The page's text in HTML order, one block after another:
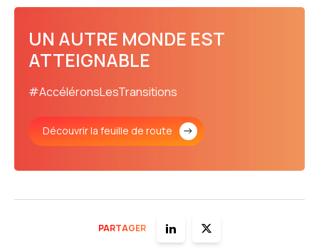
UN AUTRE MONDE EST
ATTEIGNABLE
#AccéléronsLesTransitions
Découvrir la feuille de route
PARTAGER